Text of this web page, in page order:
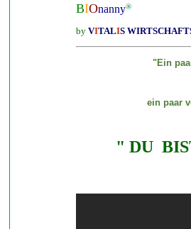
BIOnanny®
by VITALIS
"Ein
ein paar
" DU